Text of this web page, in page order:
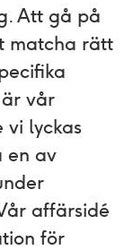
Att gå på
matcha rätt
vår
vi lyckas
en av
affärsidé
för